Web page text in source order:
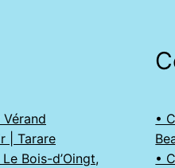
| Tarare
Bois-d’Oingt,
•
•